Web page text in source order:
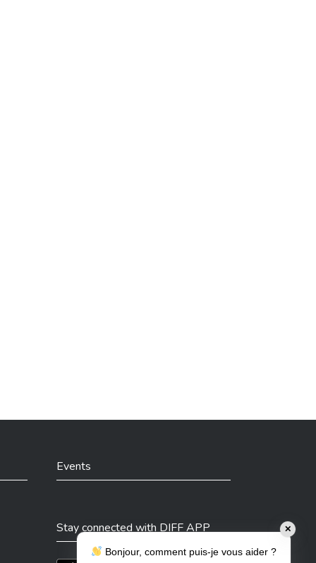
Events
Stay connected with DIFF APP ✕
Bonjour, comment puis-je vous aider ?